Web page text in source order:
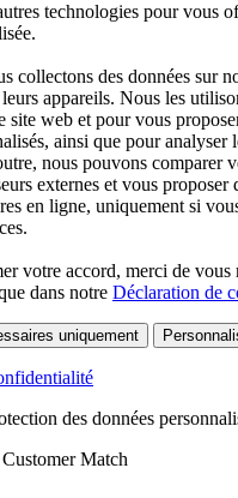
technologies pour vous
collectons des données sur
appareils. Nous les
site web et pour vous
ainsi que pour analyser
nous pouvons comparer
externes et vous proposer
en ligne, uniquement si
votre accord, merci de vous
dans notre Déclaration de
uniquement
des données
Match